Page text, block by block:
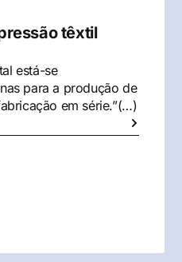
têxtil
está-se
para a produção de
em série.”(…)